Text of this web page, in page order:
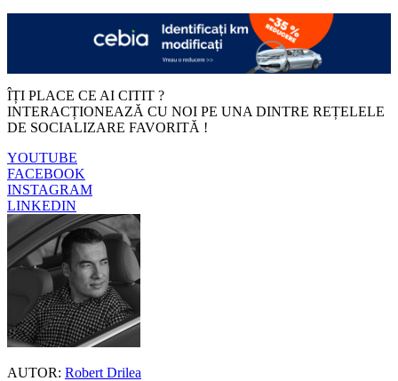
ÎȚI PLACE CE AI CITIT ?
INTERACȚIONEAZĂ CU NOI PE UNA DINTRE REȚELELE
DE SOCIALIZARE FAVORITĂ !
YOUTUBE
FACEBOOK
INSTAGRAM
LINKEDIN
AUTOR: Robert Drilea